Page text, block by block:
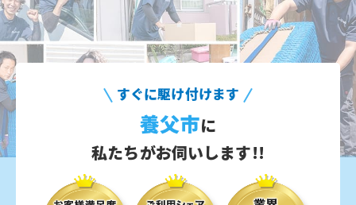
すぐに駆け付けます
養父市に
私たちがお伺いします!!